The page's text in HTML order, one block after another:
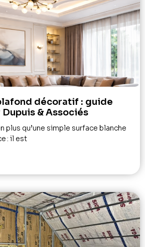
décoratif : guide
& Associés
plus qu’une simple surface blanche
: il est